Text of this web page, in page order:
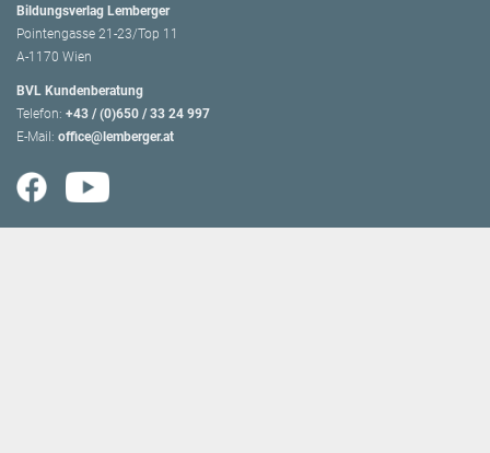
Bildungsverlag Lemberger
Pointengasse 21-23/Top 11
A-1170 Wien
BVL Kundenberatung
Telefon: +43 / (0)650 / 33 24 997
E-Mail: office@lemberger.at